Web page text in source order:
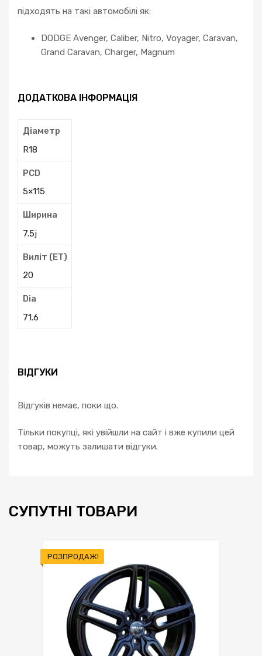
підходять на такі автомобілі як:
DODGE Avenger, Caliber, Nitro, Voyager, Caravan,
Grand Caravan, Charger, Magnum
ДОДАТКОВА ІНФОРМАЦІЯ
Діаметр
R18
PCD
5×115
Ширина
7.5j
Виліт (ЕТ)
20
Dia
71.6
ВІДГУКИ
Відгуків немає, поки що.
Тільки покупці, які увійшли на сайт і вже купили цей
товар, можуть залишати відгуки.
СУПУТНІ ТОВАРИ
РОЗПРОДАЖ!